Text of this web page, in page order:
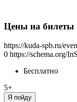
Цены на билеты
https://kuda-spb.ru/
0 https://schema.org/
Бесплатно
5+
Я пойду